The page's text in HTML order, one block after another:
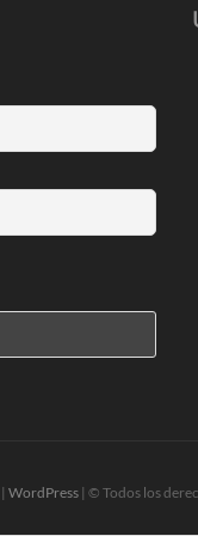
| WordPress | © Todos los